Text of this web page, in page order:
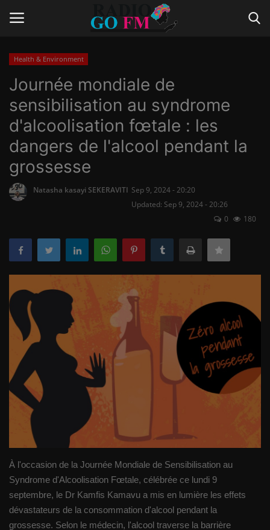
Home
Contact
Gallery
Vidéo
Communiqué de presse
Gallery
Sport
Société
Infos d'ailleurs
Qui sommes nous
Language
Français English
Health & Environment
Journée mondiale de
sensibilisation au syndrome
d'alcoolisation fœtale : les
dangers de l'alcool pendant la
grossesse
Natasha kasayi SEKERAVITI Sep 9, 2024 - 20:20
Updated: Sep 9, 2024 - 20:26
0
180
À l'occasion de la Journée Mondiale de Sensibilisation au
Syndrome d'Alcoolisation Fœtale, célébrée ce lundi 9
septembre, le Dr Kamfis Kamavu a mis en lumière les effets
dévastateurs de la consommation d'alcool pendant la
grossesse. Selon le médecin, l'alcool traverse la barrière